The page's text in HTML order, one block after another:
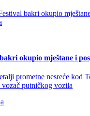
okupio mještane i